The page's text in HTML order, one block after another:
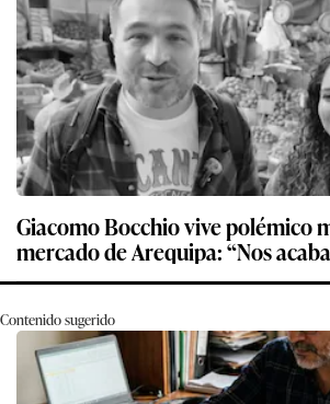
Giacomo Bocchio vive polémico
mercado de Arequipa: “Nos
Contenido sugerido